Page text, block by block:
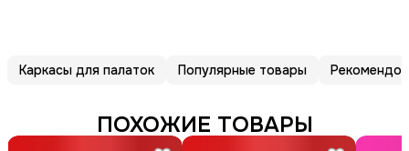
Каркасы для палаток Популярные товары
ПОХОЖИЕ ТОВАРЫ